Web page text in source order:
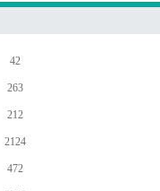
42
263
212
2124
472
08-03
08-07